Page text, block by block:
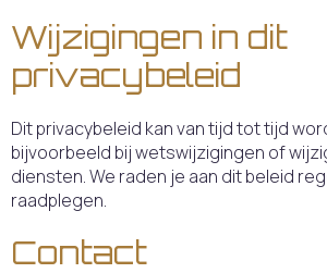
Wijzigingen in dit
privacybeleid
Dit privacybeleid kan van tijd tot tijd
bijvoorbeeld bij wetswijzigingen of
diensten. We raden je aan dit beleid
raadplegen.
Contact